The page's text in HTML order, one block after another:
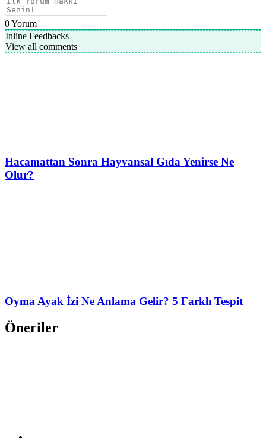
0Yorum
Inline Feedbacks
View all comments
Hacamattan Sonra Hayvansal Gıda Yenirse Ne
Olur?
Oyma Ayak İzi Ne Anlama Gelir? 5 Farklı Tespit
Öneriler